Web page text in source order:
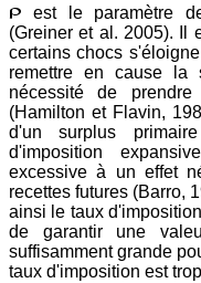
est le paramètre
(Greiner et al. 2005). Il
certains chocs
remettre en cause la
nécessité de
(Hamilton et Flavin,
d'un surplus
d'imposition
excessive à un effet
recettes futures (Barro,
ainsi le taux
de garantir une
suffisamment grande
taux d'imposition est